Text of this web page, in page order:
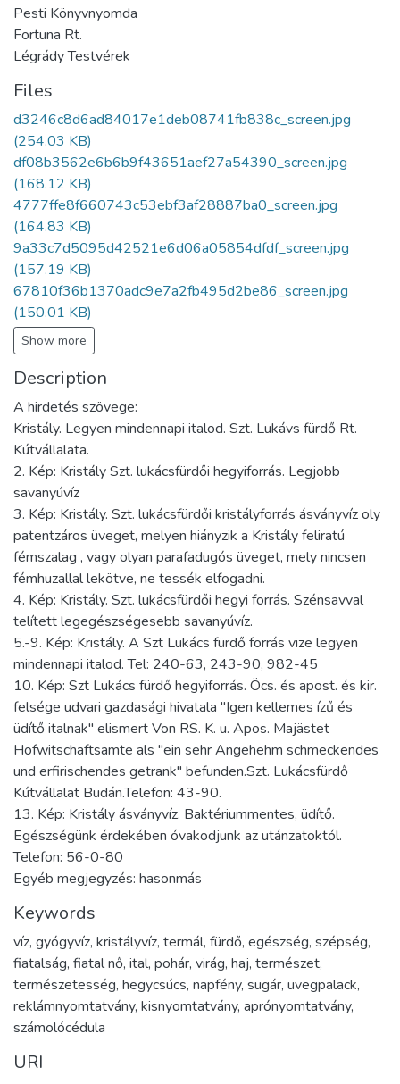
Pesti Könyvnyomda
Fortuna Rt.
Légrády Testvérek
Files
d3246c8d6ad84017e1deb08741fb838c_screen.jpg
(254.03 KB)
df08b3562e6b6b9f43651aef27a54390_screen.jpg
(168.12 KB)
4777ffe8f660743c53ebf3af28887ba0_screen.jpg
(164.83 KB)
9a33c7d5095d42521e6d06a05854dfdf_screen.jpg
(157.19 KB)
67810f36b1370adc9e7a2fb495d2be86_screen.jpg
(150.01 KB)
Show more
Description
A hirdetés szövege:
Kristály. Legyen mindennapi italod. Szt. Lukávs fürdő Rt.
Kútvállalata.
2. Kép: Kristály Szt. lukácsfürdői hegyiforrás. Legjobb
savanyúvíz
3. Kép: Kristály. Szt. lukácsfürdői kristályforrás ásványvíz oly
patentzáros üveget, melyen hiányzik a Kristály feliratú
fémszalag , vagy olyan parafadugós üveget, mely nincsen
fémhuzallal lekötve, ne tessék elfogadni.
4. Kép: Kristály. Szt. lukácsfürdői hegyi forrás. Szénsavval
telített legegészségesebb savanyúvíz.
5.-9. Kép: Kristály. A Szt Lukács fürdő forrás vize legyen
mindennapi italod. Tel: 240-63, 243-90, 982-45
10. Kép: Szt Lukács fürdő hegyiforrás. Öcs. és apost. és kir.
felsége udvari gazdasági hivatala "Igen kellemes ízű és
üdítő italnak" elismert Von RS. K. u. Apos. Majästet
Hofwitschaftsamte als "ein sehr Angehehm schmeckendes
und erfirischendes getrank" befunden.Szt. Lukácsfürdő
Kútvállalat Budán.Telefon: 43-90.
13. Kép: Kristály ásványvíz. Baktériummentes, üdítő.
Egészségünk érdekében óvakodjunk az utánzatoktól.
Telefon: 56-0-80
Egyéb megjegyzés: hasonmás
Keywords
víz, gyógyvíz, kristályvíz, termál, fürdő, egészség, szépség,
fiatalság, fiatal nő, ital, pohár, virág, haj, természet,
természetesség, hegycsúcs, napfény, sugár, üvegpalack,
reklámnyomtatvány, kisnyomtatvány, aprónyomtatvány,
számolócédula
URI